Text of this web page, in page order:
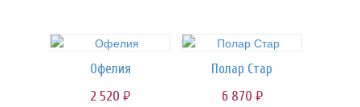
Офелия
2 520 руб.
Полар Стар
6 870 руб.